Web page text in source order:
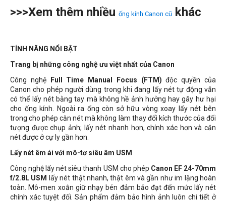
>>>Xem thêm nhiều ống kính Canon cũ khác
TÍNH NĂNG NỔI BẬT
Trang bị những công nghệ ưu việt nhất của Canon
Công nghệ
Full Time Manual Focus (FTM) độc quyền của
Canon cho phép người dùng trong khi đang lấy nét tự động vẫn
có thể lấy nét bằng tay mà không hề ảnh hưởng hay gây hư hại
cho ống kính. Ngoài ra ống còn sở hữu vòng xoay lấy nét bên
trong cho phép căn nét mà không làm thay đổi kích thước của đối
tượng được chụp ảnh; lấy nét nhanh hơn, chính xác hơn và căn
nét được ở cự ly gần hơn.
Lấy nét êm ái với mô-tơ siêu âm USM
Công nghệ lấy nét siêu thanh USM cho phép Canon EF 24-70mm
f/2.8L USM
lấy nét thật nhanh, thật êm và gần như im lặng hoàn
toàn. Mô-men xoắn giữ nhạy bén đảm bảo đạt đến mức lấy nét
chính xác tuyệt đối. Sản phẩm đảm bảo hình ảnh luôn chi tiết ở